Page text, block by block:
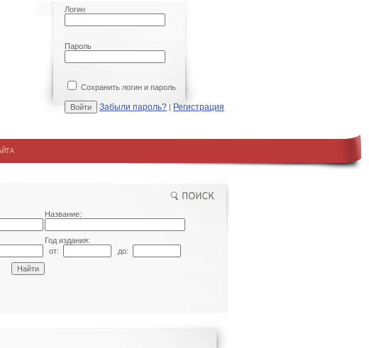
Логин
Пароль
Сохранить логин и пароль
Забыли пароль? | Регистрация
Название:
Год издания:
от:
до: